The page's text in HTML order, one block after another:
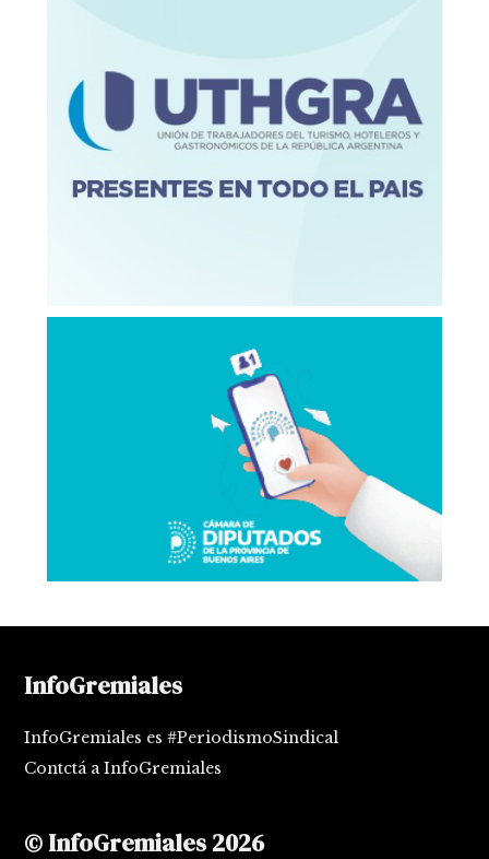
InfoGremiales
InfoGremiales es #PeriodismoSindical
Contctá a InfoGremiales
© InfoGremiales 2026